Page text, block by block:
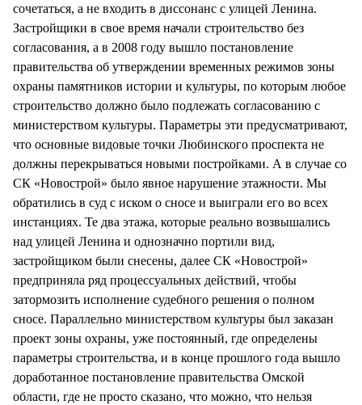
сочетаться, а не входить в диссонанс с улицей Ленина.
Застройщики в свое время начали строительство без
согласования, а в 2008 году вышло постановление
правительства об утверждении временных режимов зоны
охраны памятников истории и культуры, по которым любое
строительство должно было подлежать согласованию с
министерством культуры. Параметры эти предусматривают,
что основные видовые точки Любинского проспекта не
должны перекрываться новыми постройками. А в случае со
СК «Новострой» было явное нарушение этажности. Мы
обратились в суд с иском о сносе и выиграли его во всех
инстанциях. Те два этажа, которые реально возвышались
над улицей Ленина и однозначно портили вид,
застройщиком были снесены, далее СК «Новострой»
предприняла ряд процессуальных действий, чтобы
затормозить исполнение судебного решения о полном
сносе. Параллельно министерством культуры был заказан
проект зоны охраны, уже постоянный, где определены
параметры строительства, и в конце прошлого года вышло
доработанное постановление правительства Омской
области, где не просто сказано, что можно, что нельзя